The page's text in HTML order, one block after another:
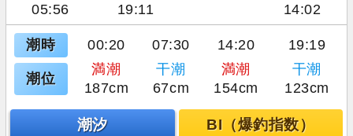
05:56 19:11 14:02
潮時 00:20 07:30 14:20 19:19
潮位
満潮 干潮 満潮
干潮
187cm
67cm 154cm 123cm
潮汐 BI（爆釣指数）